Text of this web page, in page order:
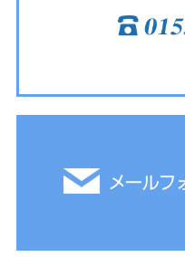
メールフ